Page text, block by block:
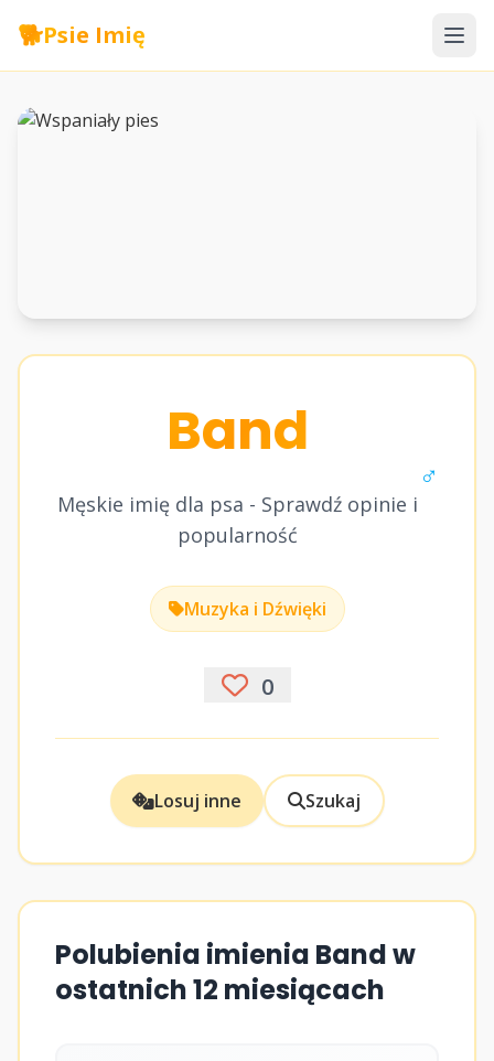
🐕Psie Imię
Band
Męskie imię dla psa - Sprawdź opinie i
popularność
♂
Muzyka i Dźwięki
0
Losuj inne Szukaj
Polubienia imienia Band w
ostatnich 12 miesiącach